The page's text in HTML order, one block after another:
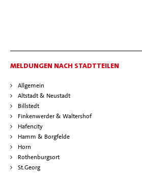
MELDUNGEN NACH STADTTEILEN
Allgemein
Altstadt & Neustadt
Billstedt
Finkenwerder & Waltershof
Hafencity
Hamm & Borgfelde
Horn
Rothenburgsort
St.Georg